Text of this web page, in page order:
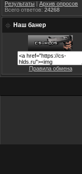
Результаты | Архив опросов
Всего ответов: 24268
Наш банер
Правила обмена